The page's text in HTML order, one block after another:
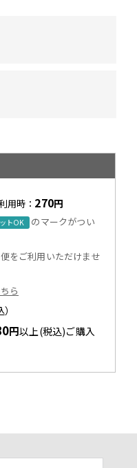
用時： 270円
トOK
のマークがつい
をご利用いただけませ
ら
円以上(税込)ご購入